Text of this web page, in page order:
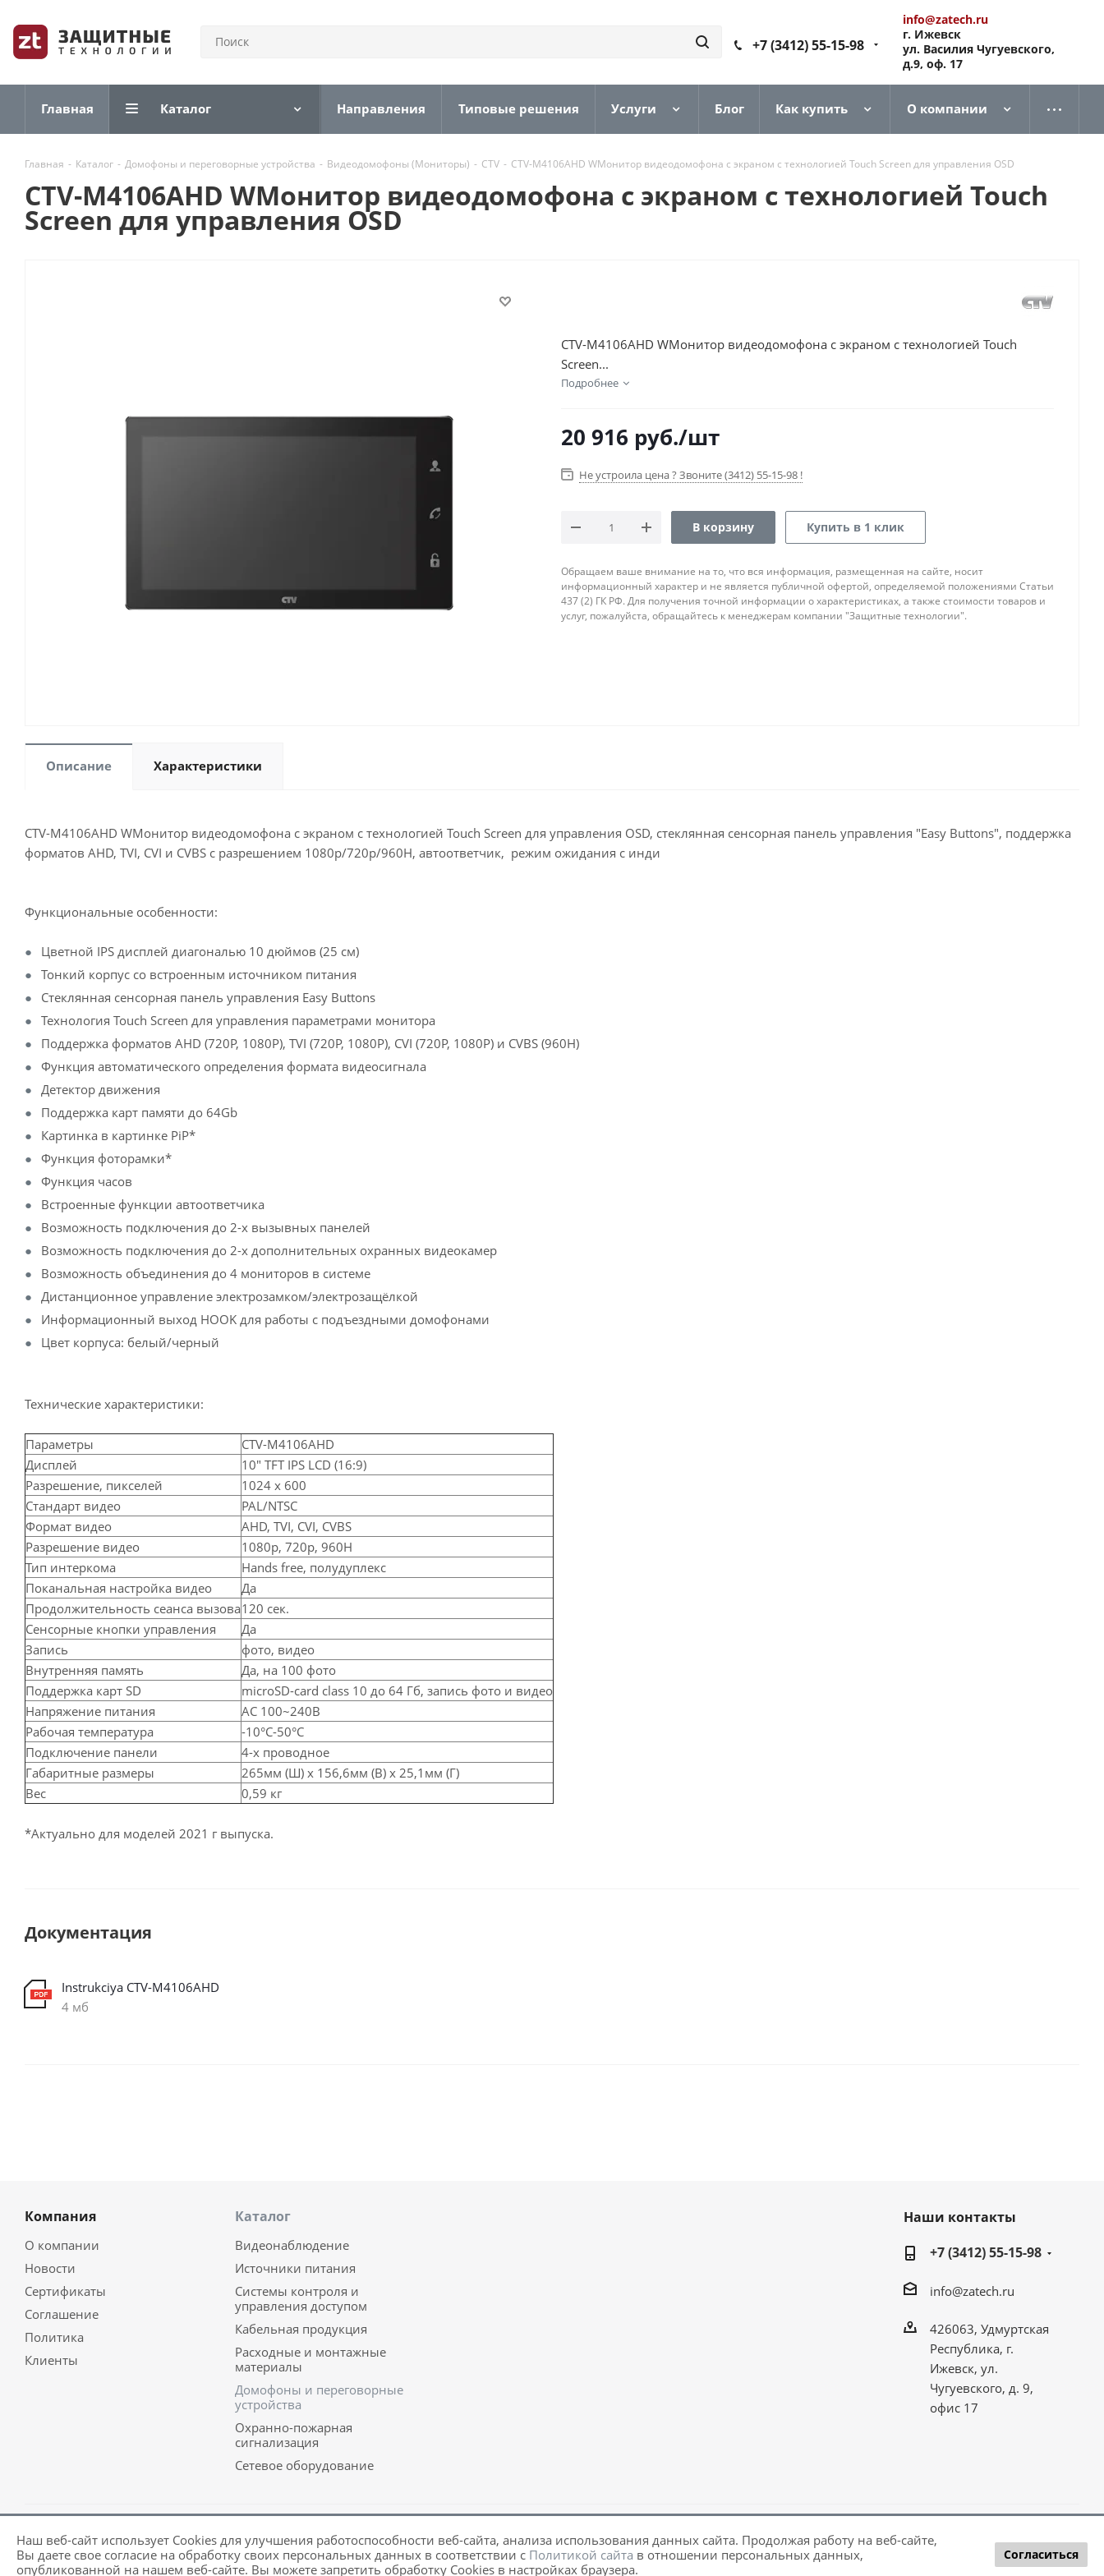
+7 (3412) 55-15-98
info@zatech.ru
г. Ижевск
ул. Василия Чугуевского,
д.9, оф. 17
Главная Каталог Направления Типовые решения Услуги Блог Как купить О компании
Главная - Каталог - Домофоны и переговорные устройства - Видеодомофоны (Мониторы) - CTV - CTV-M4106AHD WМонитор видеодомофона с экраном с технологией Touch Screen для управления OSD
CTV-M4106AHD WМонитор видеодомофона с экраном с технологией Touch
Screen для управления OSD
CTV-M4106AHD WМонитор видеодомофона с экраном с технологией Touch
Screen...
Подробнее
20 916 руб./шт
Не устроила цена ? Звоните (3412) 55-15-98 !
В корзину Купить в 1 клик
Обращаем ваше внимание на то, что вся информация, размещенная на сайте, носит
информационный характер и не является публичной офертой, определяемой положениями Статьи
437 (2) ГК РФ. Для получения точной информации о характеристиках, а также стоимости товаров и
услуг, пожалуйста, обращайтесь к менеджерам компании "Защитные технологии".
Описание Характеристики
CTV-M4106AHD WМонитор видеодомофона с экраном с технологией Touch Screen для управления OSD, стеклянная сенсорная панель управления "Easy Buttons", поддержка
форматов AHD, TVI, CVI и CVBS с разрешением 1080p/720p/960H, автоответчик, режим ожидания с инди
Функциональные особенности:
Цветной IPS дисплей диагональю 10 дюймов (25 см)
Тонкий корпус со встроенным источником питания
Стеклянная сенсорная панель управления Easy Buttons
Технология Touch Screen для управления параметрами монитора
Поддержка форматов AHD (720P, 1080P), TVI (720P, 1080P), CVI (720P, 1080P) и CVBS (960H)
Функция автоматического определения формата видеосигнала
Детектор движения
Поддержка карт памяти до 64Gb
Картинка в картинке PiP*
Функция фоторамки*
Функция часов
Встроенные функции автоответчика
Возможность подключения до 2-х вызывных панелей
Возможность подключения до 2-х дополнительных охранных видеокамер
Возможность объединения до 4 мониторов в системе
Дистанционное управление электрозамком/электрозащёлкой
Информационный выход HOOK для работы с подъездными домофонами
Цвет корпуса: белый/черный
Технические характеристики:
Параметры
CTV-M4106AHD
Дисплей
10" TFT IPS LCD (16:9)
Разрешение, пикселей
1024 x 600
Стандарт видео
PAL/NTSC
Формат видео
AHD, TVI, CVI, CVBS
Разрешение видео
1080p, 720р, 960H
Тип интеркома
Hands free, полудуплекс
Поканальная настройка видео
Да
Продолжительность сеанса вызова120 сек.
Сенсорные кнопки управления
Да
Запись
фото, видео
Внутренняя память
Да, на 100 фото
Поддержка карт SD
microSD-card class 10 до 64 Гб, запись фото и видео
Напряжение питания
AC 100~240В
Рабочая температура
-10°C-50°C
Подключение панели
4-х проводное
Габаритные размеры
265мм (Ш) x 156,6мм (В) x 25,1мм (Г)
Вес
0,59 кг
*Актуально для моделей 2021 г выпуска.
Документация
Instrukciya CTV-M4106AHD
4 мб
Компания
О компании
Новости
Сертификаты
Соглашение
Политика
Клиенты
Каталог
Видеонаблюдение
Источники питания
Системы контроля и
управления доступом
Кабельная продукция
Расходные и монтажные
материалы
Домофоны и переговорные
устройства
Охранно-пожарная
сигнализация
Сетевое оборудование
Наши контакты
+7 (3412) 55-15-98
info@zatech.ru
426063, Удмуртская
Республика, г.
Ижевск, ул.
Чугуевского, д. 9,
офис 17
Разработка и поддержка сайта - Victory
Наш веб-сайт использует Cookies для улучшения работоспособности веб-сайта, анализа использования данных сайта. Продолжая работу на веб-сайте,
Вы даете свое согласие на обработку своих персональных данных в соответствии с Политикой сайта в отношении персональных данных,
опубликованной на нашем веб-сайте. Вы можете запретить обработку Cookies в настройках браузера.
Согласиться